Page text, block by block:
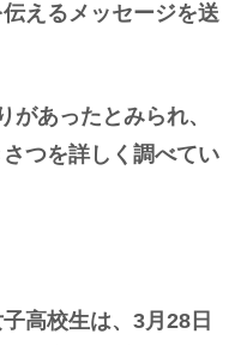
えるメッセージを送
があったとみられ、
つを詳しく調べてい
高校生は、3月28日